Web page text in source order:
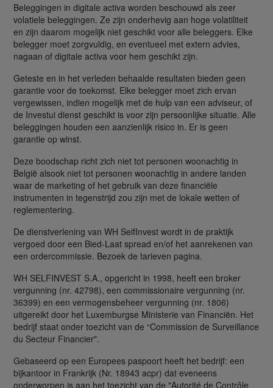
Beleggingen in digitale activa worden beschouwd als zeer
volatiele beleggingen. Ze zijn onderhevig aan hoge volatiliteit
en zijn daarom mogelijk niet geschikt voor alle beleggers. Elke
belegger moet zorgvuldig, en eventueel met extern advies,
nagaan of digitale activa voor hem geschikt zijn.
Geteste en in het verleden behaalde resultaten bieden geen
garantie voor de toekomst. Elke belegger moet zich ervan
vergewissen, indien mogelijk met de hulp van een adviseur, of
de Investui dienst geschikt is voor zijn persoonlijke situatie. Alle
beleggingen houden een aanzienlijk risico in. Er is geen
garantie op winst.
Deze boodschap richt zich niet tot personen woonachtig in
België alsook niet tot personen woonachtig in andere landen
waar de marketing of het gebruik van deze financiële
instrumenten in tegenstrijd zou zijn met de lokale wetten of
reglementering.
De dienstverlening van WH SelfInvest wordt in de praktijk
vergoed door een Bied-Laat spread en/of het aanrekenen van
een ordercommissie. Bezoek de tarieven pagina.
WH SELFINVEST S.A., opgericht in 1998, heeft een broker
vergunning (nr. 42798), een commissionaire vergunning (nr.
36399) en een vermogensbeheer vergunning (nr. 1806)
uitgereikt door het Luxemburgse Ministerie van Financiën. Het
bedrijf staat onder toezicht van de “Commission de Surveillance
du Secteur Financier".
Gebaseerd op een Europees paspoort heeft het bedrijf: een
bijkantoor in Frankrijk (Nr. 18943 acpr) dat eveneens
onderworpen is aan het toezicht van de "Autorité de Contrôle